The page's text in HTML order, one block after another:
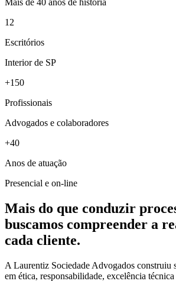
12
Escritórios
Interior de SP
+150
Profissionais
Advogados e colaboradores
+40
Anos de atuação
Presencial e on-line
Mais do que conduzir
buscamos compreender a
cada cliente.
A Laurentiz Sociedade Advogados construiu
em ética, responsabilidade, excelência